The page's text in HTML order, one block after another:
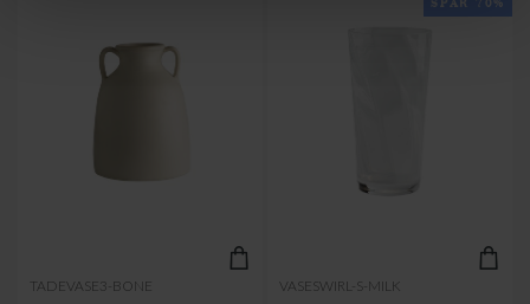
TADEVASE3-BONE VASESWIRL-S-MILK